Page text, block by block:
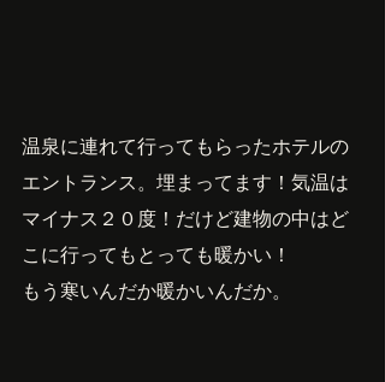
温泉に連れて行ってもらったホテルの
エントランス。埋まってます！気温は
マイナス２０度！だけど建物の中はど
こに行ってもとっても暖かい！
もう寒いんだか暖かいんだか。